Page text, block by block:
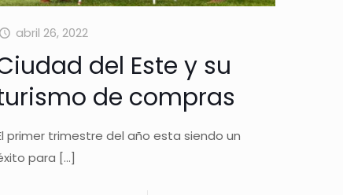
abril 26, 2022
del Este y su
de compras
primer trimestre del año esta siendo un
para […]